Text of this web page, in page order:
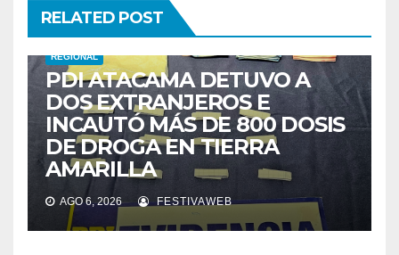
RELATED POST
REGIONAL
PDI ATACAMA DETUVO A
DOS EXTRANJEROS E
INCAUTÓ MÁS DE 800 DOSIS
DE DROGA EN TIERRA
AMARILLA
AGO 6, 2026 FESTIVAWEB